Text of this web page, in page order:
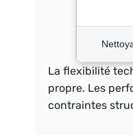
La flexibilité
propre. Les
contraintes